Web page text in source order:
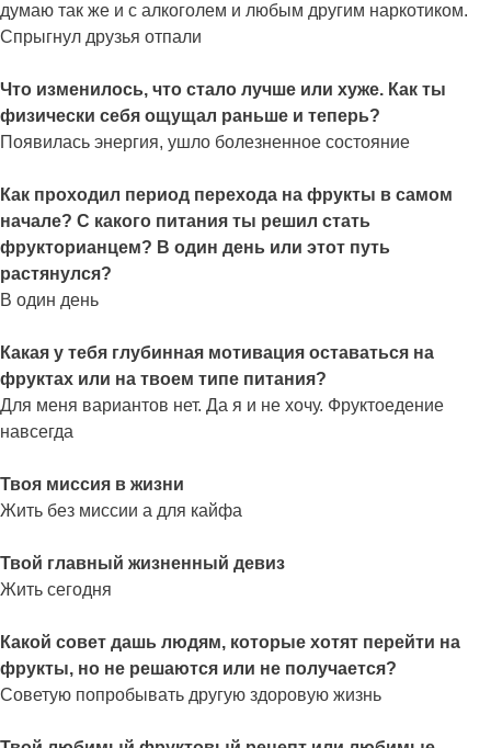
думаю так же и с алкоголем и любым другим наркотиком.
Спрыгнул друзья отпали
Что изменилось, что стало лучше или хуже. Как ты
физически себя ощущал раньше и теперь?
Появилась энергия, ушло болезненное состояние
Как проходил период перехода на фрукты в самом
начале? С какого питания ты решил стать
фрукторианцем? В один день или этот путь
растянулся?
В один день
Какая у тебя глубинная мотивация оставаться на
фруктах или на твоем типе питания?
Для меня вариантов нет. Да я и не хочу. Фруктоедение
навсегда
Твоя миссия в жизни
Жить без миссии а для кайфа
Твой главный жизненный девиз
Жить сегодня
Какой совет дашь людям, которые хотят перейти на
фрукты, но не решаются или не получается?
Советую попробывать другую здоровую жизнь